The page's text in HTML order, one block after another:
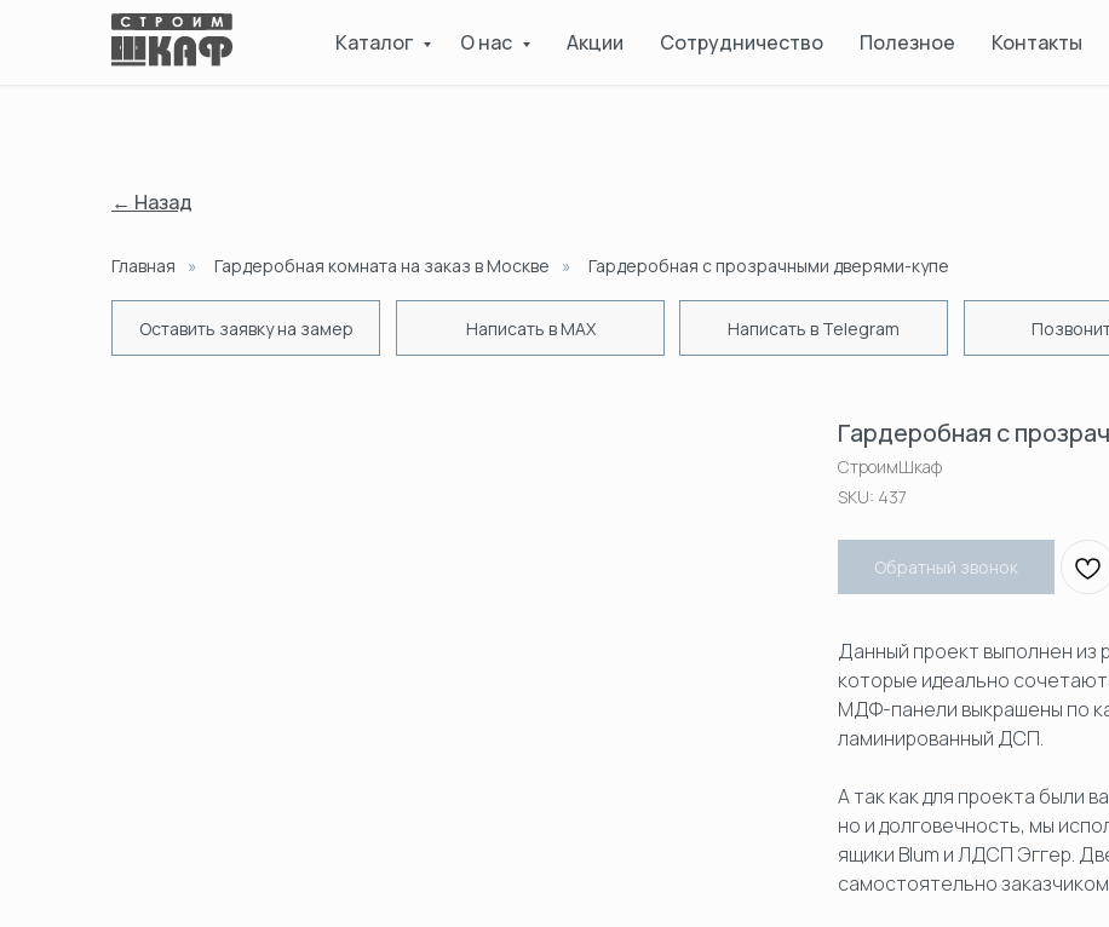
Каталог О нас Акции Сотрудничество Полезное Контакты
← Назад
Главная » Гардеробная комната на заказ в Москве » Гардеробная с прозрачными дверями-купе
Оставить заявку на замер Написать в MAX Написать в Telegram
Гардеробная с
СтроимШкаф
SKU: 437
Обратный звонок
Данный проект выполнен из
которые идеально
МДФ-панели выкрашены по
ламинированный ДСП.
А так как для проекта были
но и долговечность, мы
ящики Blum и ЛДСП Эггер.
самостоятельно